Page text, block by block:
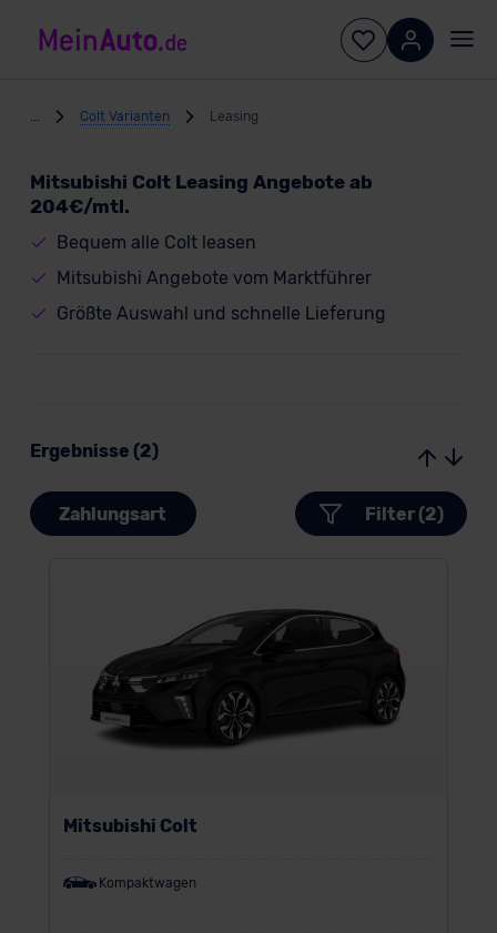
Colt Varianten Leasing
Mitsubishi Colt Leasing Angebote ab
204€/mtl.
Bequem alle Colt leasen
Mitsubishi Angebote vom Marktführer
Größte Auswahl und schnelle Lieferung
Ergebnisse (2)
Zahlungsart Filter (2)
Mitsubishi Colt
Kompaktwagen